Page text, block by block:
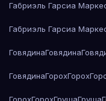
Габриэль Гарсиа
Габриэль Гарсиа
ГовядинаГовядина
ГовядинаГорохГорох
ГорохГорохГрушаГруша